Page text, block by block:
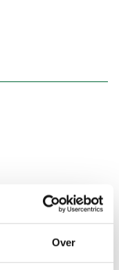
Over